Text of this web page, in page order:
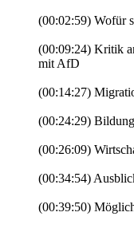
(00:02:59) Wofür
(00:09:24) Kritik
mit AfD
(00:14:27)
(00:24:29)
(00:26:09)
(00:34:54)
(00:39:50)